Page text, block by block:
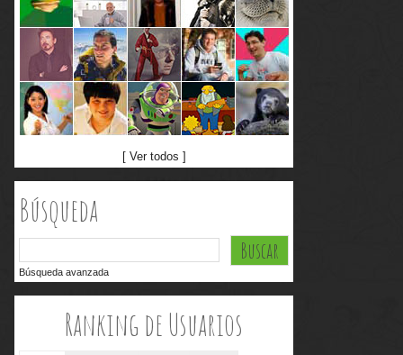
[ Ver todos ]
Búsqueda
Búsqueda avanzada
Ranking de Usuarios